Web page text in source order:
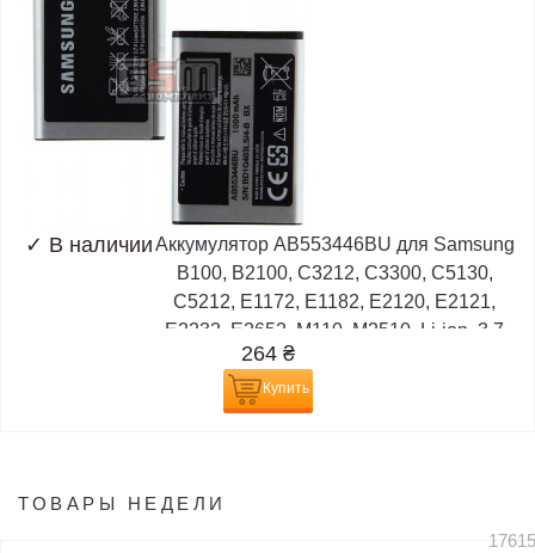
✓ В наличииАккумулятор AB553446BU для Samsung
B100, B2100, C3212, C3300, C5130,
C5212, E1172, E1182, E2120, E2121,
E2232, E2652, M110, M2510, Li-ion, 3,7
264 ₴
Купить
ТОВАРЫ НЕДЕЛИ